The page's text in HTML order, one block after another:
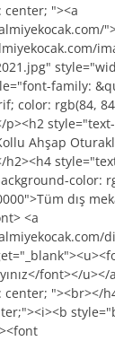
"><a
family:
color: rgb(84,
Ahşap
h2><h4
color:
dış
<a
font></
"><br></